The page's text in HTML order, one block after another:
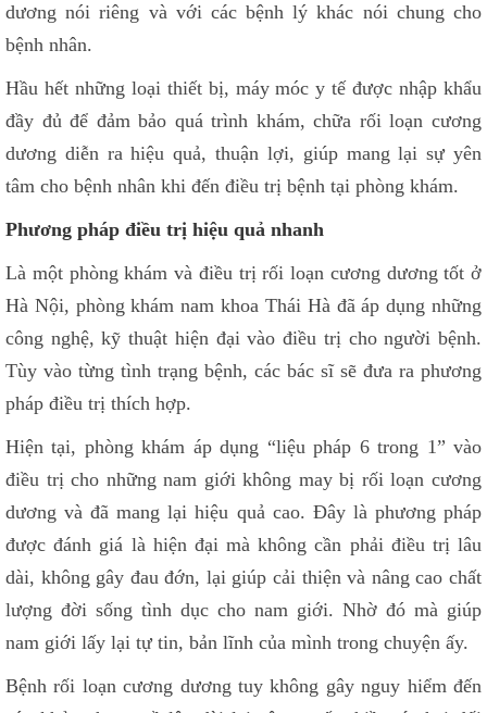
dương nói riêng và với các bệnh lý khác nói chung cho
bệnh nhân.
Hầu hết những loại thiết bị, máy móc y tế được nhập khẩu
đầy đủ để đảm bảo quá trình khám, chữa rối loạn cương
dương diễn ra hiệu quả, thuận lợi, giúp mang lại sự yên
tâm cho bệnh nhân khi đến điều trị bệnh tại phòng khám.
Phương pháp điều trị hiệu quả nhanh
Là một phòng khám và điều trị rối loạn cương dương tốt ở
Hà Nội, phòng khám nam khoa Thái Hà đã áp dụng những
công nghệ, kỹ thuật hiện đại vào điều trị cho người bệnh.
Tùy vào từng tình trạng bệnh, các bác sĩ sẽ đưa ra phương
pháp điều trị thích hợp.
Hiện tại, phòng khám áp dụng “liệu pháp 6 trong 1” vào
điều trị cho những nam giới không may bị rối loạn cương
dương và đã mang lại hiệu quả cao. Đây là phương pháp
được đánh giá là hiện đại mà không cần phải điều trị lâu
dài, không gây đau đớn, lại giúp cải thiện và nâng cao chất
lượng đời sống tình dục cho nam giới. Nhờ đó mà giúp
nam giới lấy lại tự tin, bản lĩnh của mình trong chuyện ấy.
Bệnh rối loạn cương dương tuy không gây nguy hiểm đến